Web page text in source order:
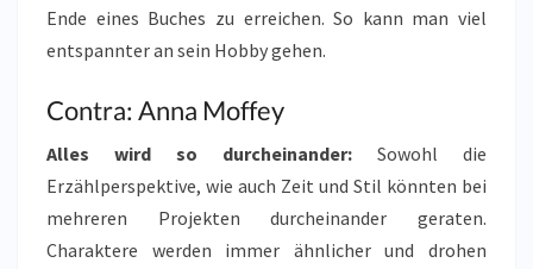
Ende eines Buches zu erreichen. So kann man viel
entspannter an sein Hobby gehen.
Contra: Anna Moffey
Alles wird so durcheinander: Sowohl die
Erzählperspektive, wie auch Zeit und Stil könnten bei
mehreren Projekten durcheinander geraten.
Charaktere werden immer ähnlicher und drohen